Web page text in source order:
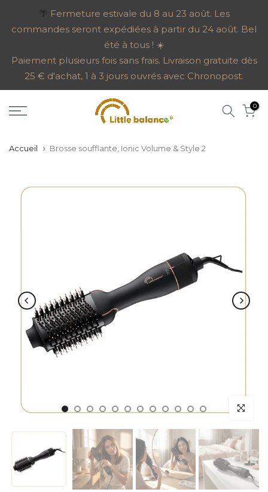
au
🌴 Fermeture estivale du 8 au 23 août. Les
commandes seront expédiées à partir du 24 août. Bel
été à tous ! ☀️
Paiement plusieurs fois sans frais. Livraison gratuite dès
25 € d'achat, 1 à 3 jours ouvrés avec Chronopost.
0
Accueil Brosse soufflante, Ionic Volume & Style 2